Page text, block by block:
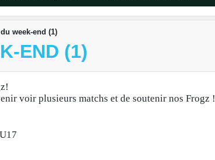
week-end (1)
END (1)
voir plusieurs matchs et de soutenir nos Frogz !